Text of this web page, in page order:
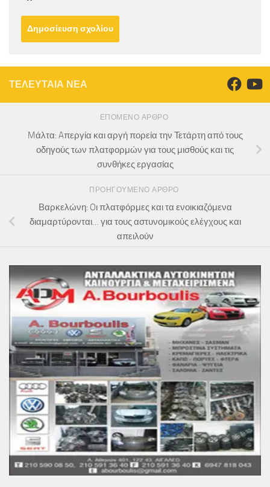
ΤΕΛΕΥΤΑΙΑ ΝΕΑ
ΕΠΌΜΕΝΟ ΆΡΘΡΟ
Mάλτα: Aπεργία και αργή πορεία την Τετάρτη από τους
οδηγούς των πλατφορμών για τους μισθούς και τις
συνθήκες εργασίας
ΠΡΟΗΓΟΎΜΕΝΟ ΆΡΘΡΟ
Βαρκελώνη: Oι πλατφόρμες και τα ενοικιαζόμενα
διαμαρτύρονται… για τους αστυνομικούς ελέγχους και
απειλούν